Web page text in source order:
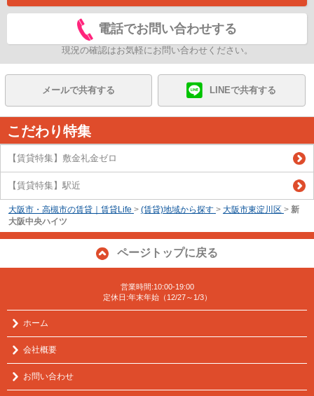
電話でお問い合わせする
現況の確認はお気軽にお問い合わせください。
メールで共有する LINEで共有する
こだわり特集
【賃貸特集】敷金礼金ゼロ
【賃貸特集】駅近
大阪市・高槻市の賃貸｜賃貸Life > (賃貸)地域から探す > 大阪市東淀川区 > 新
大阪中央ハイツ
ページトップに戻る
営業時間:10:00-19:00
定休日:年末年始（12/27～1/3）
ホーム
会社概要
お問い合わせ